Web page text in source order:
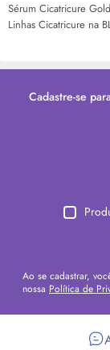
Sérum Cicatricure
Linhas Cicatricure na
Cadastre-se
Ao se cadastrar,
nossa Política de